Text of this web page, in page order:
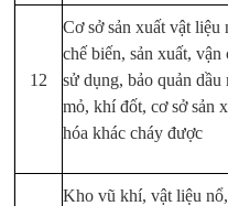
12
Cơ sở sản xuất vật liệu
chế biến, sản xuất,
sử dụng, bảo quản dầu
mỏ, khí đốt, cơ sở sản
hóa khác cháy được
Kho vũ khí, vật liệu